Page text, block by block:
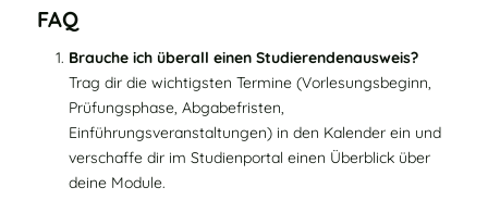
FAQ
Brauche ich überall einen Studierendenausweis?
Trag dir die wichtigsten Termine (Vorlesungsbeginn,
Prüfungsphase, Abgabefristen,
Einführungsveranstaltungen) in den Kalender ein und
verschaffe dir im Studienportal einen Überblick über
deine Module.